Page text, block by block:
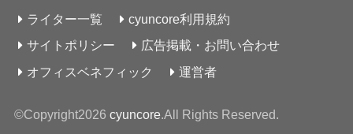
ライター一覧
cyuncore利用規約
サイトポリシー
広告掲載・お問い合わせ
オフィスベネフィック
運営者
©Copyright2026 cyuncore.All Rights Reserved.